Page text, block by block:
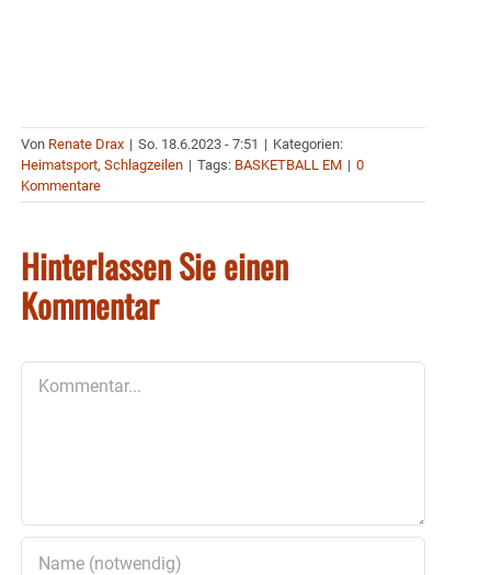
Von Renate Drax | So. 18.6.2023 - 7:51 | Kategorien:
Heimatsport, Schlagzeilen | Tags: BASKETBALL EM | 0
Kommentare
Hinterlassen Sie einen
Kommentar